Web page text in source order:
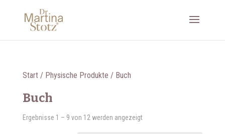
Start/ Physische Produkte / Buch
Buch
Ergebnisse 1 – 9 von 12 werden angezeigtNach